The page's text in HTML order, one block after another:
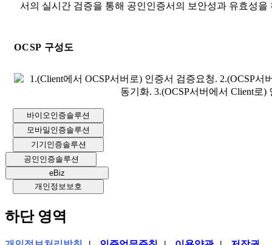
서의 실시간 검증을 통해 공인인증서의 보안성과 유효성을
OCSP 구성도
바이오인증솔루션
모바일인증솔루션
기기인증솔루션
공인인증솔루션
eBiz
개인정보보호
하단 영역